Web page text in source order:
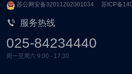
苏公网安备32011202001034
苏ICP备
服务热线
025-84234440
周一至周六 9:00 - 17:30